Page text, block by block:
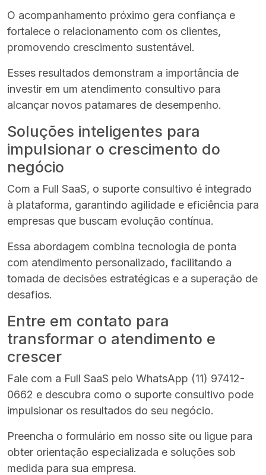
O acompanhamento próximo gera confiança e
fortalece o relacionamento com os clientes,
promovendo crescimento sustentável.
Esses resultados demonstram a importância de
investir em um atendimento consultivo para
alcançar novos patamares de desempenho.
Soluções inteligentes para
impulsionar o crescimento do
negócio
Com a Full SaaS, o suporte consultivo é integrado
à plataforma, garantindo agilidade e eficiência para
empresas que buscam evolução contínua.
Essa abordagem combina tecnologia de ponta
com atendimento personalizado, facilitando a
tomada de decisões estratégicas e a superação de
desafios.
Entre em contato para
transformar o atendimento e
crescer
Fale com a Full SaaS pelo WhatsApp (11) 97412-
0662 e descubra como o suporte consultivo pode
impulsionar os resultados do seu negócio.
Preencha o formulário em nosso site ou ligue para
obter orientação especializada e soluções sob
medida para sua empresa.